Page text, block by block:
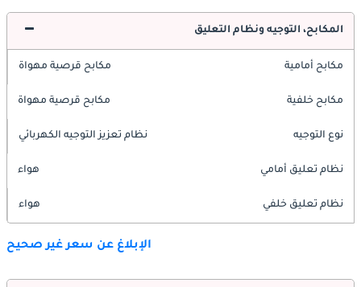
المكابح، التوجيه ونظام التعليق
مكابح أمامية مكابح قرصية مهواة
مكابح خلفية مكابح قرصية مهواة
نوع التوجيه نظام تعزيز التوجيه الكهربائي
نظام تعليق أمامي هواء
نظام تعليق خلفي هواء
الإبلاغ عن سعر غير صحيح